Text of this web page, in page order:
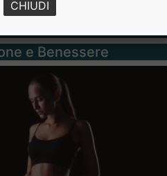
e Benessere
CHIUDI